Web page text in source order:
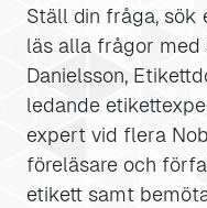
Ställ din fråga, sök
läs alla frågor med
Danielsson,
ledande
expert vid flera
föreläsare och
etikett samt